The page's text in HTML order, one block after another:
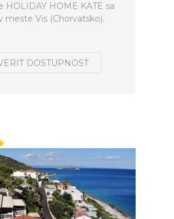
HOLIDAY HOME KATE sa
meste Vis (Chorvatsko).
DOSTUPNOSŤ